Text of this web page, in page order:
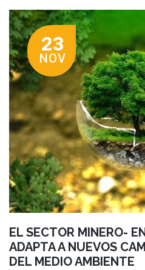
23
NOV
EL SECTOR MINERO-
ADAPTA A NUEVOS
DEL MEDIO AMBIENTE